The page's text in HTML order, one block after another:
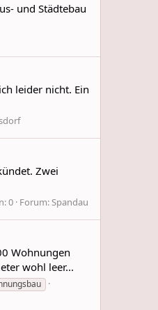
und Städtebau
leider nicht. Ein
Zwei
0 Forum:Spandau
Wohnungen
wohl leer...